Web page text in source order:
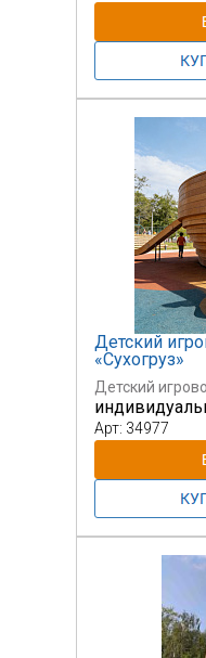
Детский
«Сухогруз»
Детский
Арт: 34977